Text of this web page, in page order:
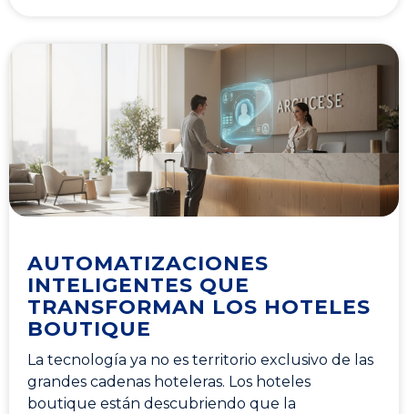
AUTOMATIZACIONES
INTELIGENTES QUE
TRANSFORMAN LOS HOTELES
BOUTIQUE
La tecnología ya no es territorio exclusivo de las
grandes cadenas hoteleras. Los hoteles
boutique están descubriendo que la